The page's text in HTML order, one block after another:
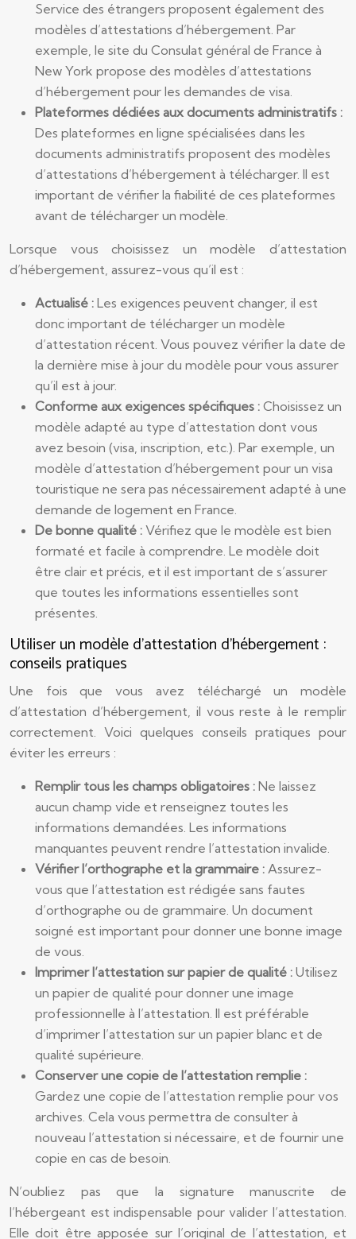
Service des étrangers proposent également des
modèles d’attestations d’hébergement. Par
exemple, le site du Consulat général de France à
New York propose des modèles d’attestations
d’hébergement pour les demandes de visa.
Plateformes dédiées aux documents administratifs :
Des plateformes en ligne spécialisées dans les
documents administratifs proposent des modèles
d’attestations d’hébergement à télécharger. Il est
important de vérifier la fiabilité de ces plateformes
avant de télécharger un modèle.
Lorsque vous choisissez un modèle d’attestation
d’hébergement, assurez-vous qu’il est :
Actualisé : Les exigences peuvent changer, il est
donc important de télécharger un modèle
d’attestation récent. Vous pouvez vérifier la date de
la dernière mise à jour du modèle pour vous assurer
qu’il est à jour.
Conforme aux exigences spécifiques : Choisissez un
modèle adapté au type d’attestation dont vous
avez besoin (visa, inscription, etc.). Par exemple, un
modèle d’attestation d’hébergement pour un visa
touristique ne sera pas nécessairement adapté à une
demande de logement en France.
De bonne qualité : Vérifiez que le modèle est bien
formaté et facile à comprendre. Le modèle doit
être clair et précis, et il est important de s’assurer
que toutes les informations essentielles sont
présentes.
Utiliser un modèle d’attestation d’hébergement :
conseils pratiques
Une fois que vous avez téléchargé un modèle
d’attestation d’hébergement, il vous reste à le remplir
correctement. Voici quelques conseils pratiques pour
éviter les erreurs :
Remplir tous les champs obligatoires : Ne laissez
aucun champ vide et renseignez toutes les
informations demandées. Les informations
manquantes peuvent rendre l’attestation invalide.
Vérifier l’orthographe et la grammaire : Assurez-
vous que l’attestation est rédigée sans fautes
d’orthographe ou de grammaire. Un document
soigné est important pour donner une bonne image
de vous.
Imprimer l’attestation sur papier de qualité : Utilisez
un papier de qualité pour donner une image
professionnelle à l’attestation. Il est préférable
d’imprimer l’attestation sur un papier blanc et de
qualité supérieure.
Conserver une copie de l’attestation remplie :
Gardez une copie de l’attestation remplie pour vos
archives. Cela vous permettra de consulter à
nouveau l’attestation si nécessaire, et de fournir une
copie en cas de besoin.
N’oubliez pas que la signature manuscrite de
l’hébergeant est indispensable pour valider l’attestation.
Elle doit être apposée sur l’original de l’attestation, et